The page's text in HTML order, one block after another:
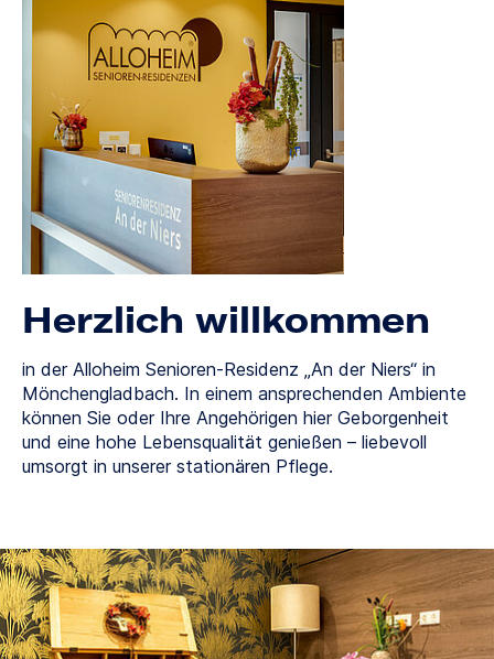
Herzlich willkommen
in der Alloheim Senioren-Residenz „An der Niers“ in
Mönchengladbach. In einem ansprechenden Ambiente
können Sie oder Ihre Angehörigen hier Geborgenheit
und eine hohe Lebensqualität genießen – liebevoll
umsorgt in unserer stationären Pflege.